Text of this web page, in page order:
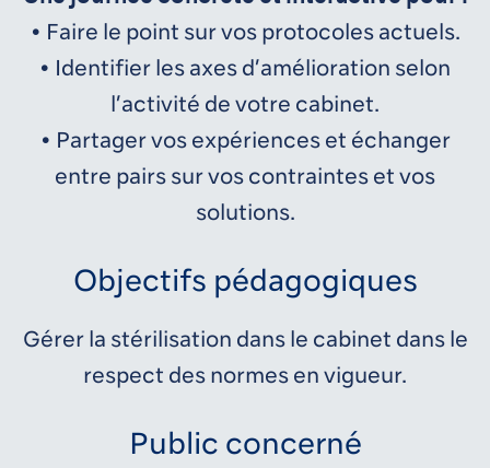
• Faire le point sur vos protocoles actuels.
• Identifier les axes d’amélioration selon
l’activité de votre cabinet.
• Partager vos expériences et échanger
entre pairs sur vos contraintes et vos
solutions.
Objectifs pédagogiques
Gérer la stérilisation dans le cabinet dans le
respect des normes en vigueur.
Public concerné